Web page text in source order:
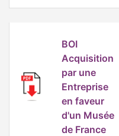
BOI
Acquisition
par une
Entreprise
en faveur
d'un Musée
de France